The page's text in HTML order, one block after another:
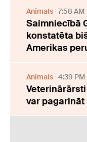
Animals 7:58 AM
Saimniecībā
konstatēta
Amerikas
Animals 4:39 PM
var pagarināt